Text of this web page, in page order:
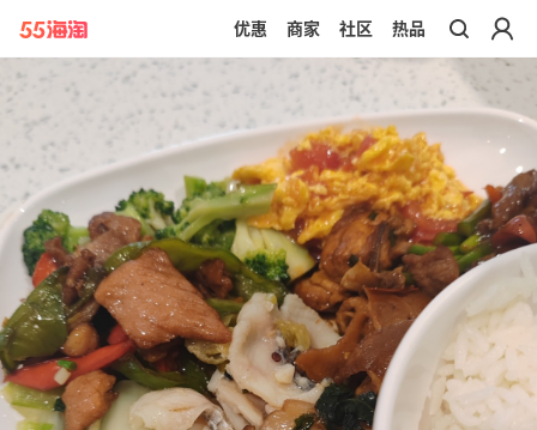
带你去官网买正品
优惠 商家 社区 热品